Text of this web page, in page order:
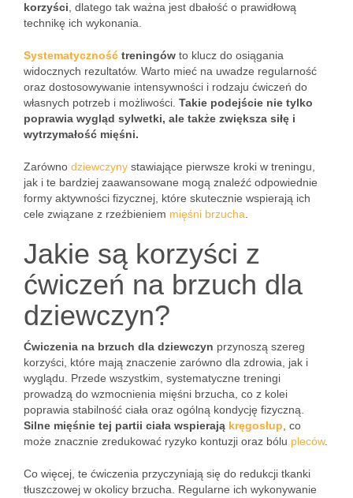
korzyści , dlatego tak ważna jest dbałość o prawidłową
technikę ich wykonania.
Systematyczność treningów to klucz do osiągania
widocznych rezultatów. Warto mieć na uwadze regularność
oraz dostosowywanie intensywności i rodzaju ćwiczeń do
własnych potrzeb i możliwości. Takie podejście nie tylko
poprawia wygląd sylwetki, ale także zwiększa siłę i
wytrzymałość mięśni.
Zarówno dziewczyny stawiające pierwsze kroki w treningu,
jak i te bardziej zaawansowane mogą znaleźć odpowiednie
formy aktywności fizycznej, które skutecznie wspierają ich
cele związane z rzeźbieniem mięśni brzucha
Jakie są korzyści z
ćwiczeń na brzuch dla
dziewczyn?
Ćwiczenia na brzuch dla dziewczyn przynoszą szereg
korzyści, które mają znaczenie zarówno dla zdrowia, jak i
wyglądu. Przede wszystkim, systematyczne treningi
prowadzą do wzmocnienia mięśni brzucha, co z kolei
poprawia stabilność ciała oraz ogólną kondycję fizyczną.
Silne mięśnie tej partii ciała wspierają kręgosłup , co
może znacznie zredukować ryzyko kontuzji oraz bólu pleców.
Co więcej, te ćwiczenia przyczyniają się do redukcji tkanki
tłuszczowej w okolicy brzucha. Regularne ich wykonywanie